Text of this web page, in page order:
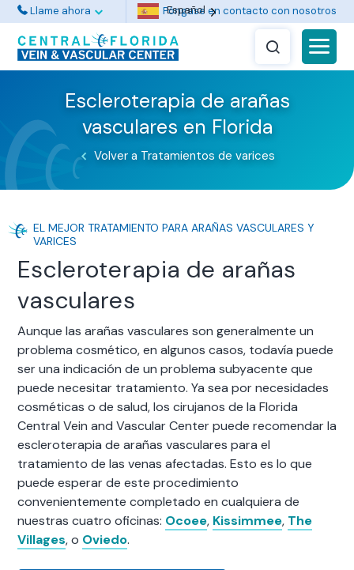
Llame ahora Póngase en contacto con nosotros
Escleroterapia de arañas
vasculares en Florida
Volver a Tratamientos de varices
EL MEJOR TRATAMIENTO PARA ARAÑAS VASCULARES Y
VARICES
Escleroterapia de arañas
vasculares
Aunque las arañas vasculares son generalmente un
problema cosmético, en algunos casos, todavía puede
ser una indicación de un problema subyacente que
puede necesitar tratamiento. Ya sea por necesidades
cosméticas o de salud, los cirujanos de la Florida
Central Vein and Vascular Center puede recomendar la
escleroterapia de arañas vasculares para el
tratamiento de las venas afectadas. Esto es lo que
puede esperar de este procedimiento
convenientemente completado en cualquiera de
nuestras cuatro oficinas: Ocoee, Kissimmee, The
Villages, o Oviedo.
Español